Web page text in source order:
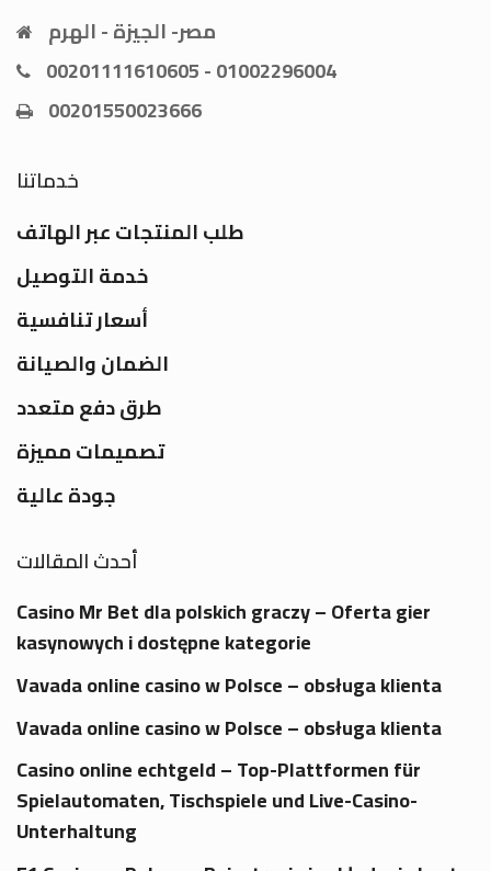
مصر- الجيزة - الهرم
00201111610605 - 01002296004
00201550023666
خدماتنا
طلب المنتجات عبر الهاتف
خدمة التوصيل
أسعار تنافسية
الضمان والصيانة
طرق دفع متعدد
تصميمات مميزة
جودة عالية
أحدث المقالات
Casino Mr Bet dla polskich graczy – Oferta gier
kasynowych i dostępne kategorie
Vavada online casino w Polsce – obsługa klienta
Vavada online casino w Polsce – obsługa klienta
Casino online echtgeld – Top-Plattformen für
Spielautomaten, Tischspiele und Live-Casino-
Unterhaltung